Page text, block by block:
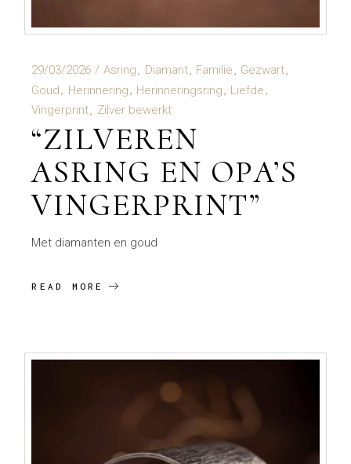
29/03/2026 Asring Diamant Familie
Gezwart
Goud
Herinnering Herinneringsring
Liefde
Vingerprint
Zilver bewerkt
“ZILVEREN
ASRING EN OPA’S
VINGERPRINT”
Met diamanten en goud
READ MORE